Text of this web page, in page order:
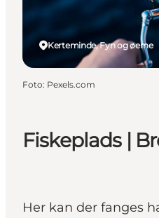
Det sker
Sommerbus
Fiskeplads |
Her kan der fanges
Kerteminde, Fyn og øerne
Foto: Pexels.com